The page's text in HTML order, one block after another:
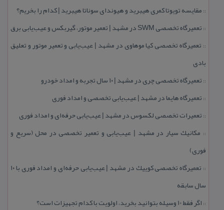
:: مقایسه تویوتا كمری هیبرید و هیوندای سوناتا هیبرید | كدام را بخریم؟
:: تعمیرگاه تخصصی SWM در مشهد | تعمیر موتور، گیربكس و عیب‌یابی برق
:: تعمیرگاه تخصصی كیا موهاوی در مشهد | عیب‌یابی و تعمیر موتور و تعلیق
بادی
:: تعمیرگاه تخصصی چری در مشهد | ۱۰ سال تجربه و امداد خودرو
:: تعمیرگاه هایما در مشهد | عیب‌یابی تخصصی و امداد فوری
:: تعمیرات تخصصی لكسوس در مشهد | عیب‌یابی حرفه‌ای و امداد فوری
:: مكانیك سیار در مشهد | عیب‌یابی و تعمیر تخصصی در محل (سریع و
فوری)
::
تعمیرگاه تخصصی كوییك در مشهد | عیب‌یابی حرفه‌ای و امداد فوری با ۱۰
سال سابقه
:: اگر فقط 10 وسیله بتوانید بخرید، اولویت با كدام تجهیزات است؟